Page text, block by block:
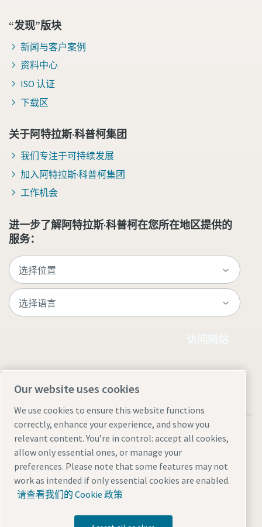
“发现”版块
新闻与客户案例
资料中心
ISO 认证
下载区
关于阿特拉斯·科普柯集团
我们专注于可持续发展
加入阿特拉斯·科普柯集团
工作机会
进一步了解阿特拉斯·科普柯在您所在地区提供的
服务：
法律和隐私声明 Manage cookies 网站地图
沪ICP备15004877号-1沪公网安备 31010602005937号
© 2026 阿特拉斯·科普柯（中国）投资有限公司
Our website uses cookies
We use cookies to ensure this website functions
correctly, enhance your experience, and show you
relevant content. You’re in control: accept all cookies,
allow only essential ones, or manage your
preferences. Please note that some features may not
work as intended if only essential cookies are enabled.
请查看我们的 Cookie 政策